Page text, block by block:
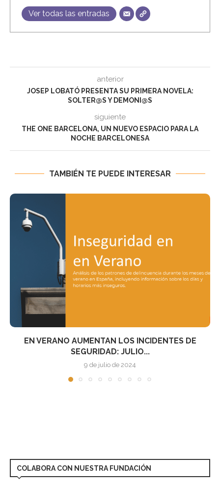
Ver todas las entradas
anterior
JOSEP LOBATÓ PRESENTA SU PRIMERA NOVELA:
SOLTER@S Y DEMONI@S
siguiente
THE ONE BARCELONA, UN NUEVO ESPACIO PARA LA
NOCHE BARCELONESA
TAMBIÉN TE PUEDE INTERESAR
“TOTAL CONTOUR BIO-EXPANDER”, EL MEJOR
REGALO DE NAVIDAD...
12 de diciembre de 2016
COLABORA CON NUESTRA FUNDACIÓN